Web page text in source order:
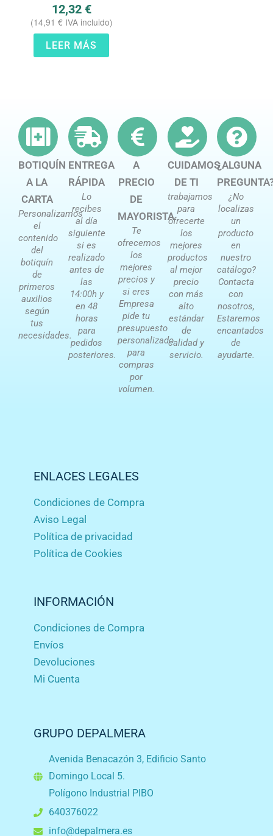
12,32 €
(14,91 € IVA incluido)
LEER MÁS
BOTIQUÍN
A LA
CARTA
Personalizamos
el
contenido
del
botiquín
de
primeros
auxilios
según
tus
necesidades.
ENTREGA
RÁPIDA
Lo
recibes
al día
siguiente
si es
realizado
antes de
las
14:00h y
en 48
horas
para
pedidos
posteriores.
A
PRECIO
DE
MAYORISTA
Te
ofrecemos
los
mejores
precios y
si eres
Empresa
pide tu
presupuesto
personalizado
para
compras
por
volumen.
CUIDAMOS
DE TI
trabajamos
para
ofrecerte
los
mejores
productos
al mejor
precio
con más
alto
estándar
de
calidad y
servicio.
¿ALGUNA
¿No
localizas
un
producto
en
nuestro
catálogo?
Contacta
con
nosotros,
Estaremos
encantados
de
ayudarte.
ENLACES LEGALES
Condiciones de Compra
Aviso Legal
Política de privacidad
Política de Cookies
INFORMACIÓN
Condiciones de Compra
Envíos
Devoluciones
Mi Cuenta
GRUPO DEPALMERA
Avenida Benacazón 3, Edificio Santo
Domingo Local 5.
Polígono Industrial PIBO
640376022
info@depalmera.es